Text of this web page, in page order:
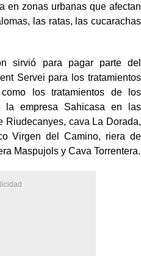
en zonas urbanas que afectan
las ratas, las cucarachas
sirvió para pagar parte del
Servei para los tratamientos
los tratamientos de los
la empresa Sahicasa en las
Riudecanyes, cava La Dorada,
Virgen del Camino, riera de
Maspujols y Cava Torrentera.